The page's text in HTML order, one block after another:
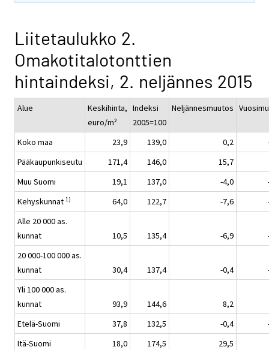
Liitetaulukko 2.
Omakotitalotonttien
hintaindeksi, 2. neljännes 2015
Alue
Keskihinta,
euro/m²
Indeksi
2005=100
Neljännesmuutos
Koko maa 23,9 139,0 0,2
Pääkaupunkiseutu
171,4 146,0
15,7
Muu Suomi
19,1 137,0 -4,0
Kehyskunnat 1) 64,0 122,7 -7,6
Alle 20 000 as.
kunnat
10,5 135,4 -6,9
20 000-100 000 as.
kunnat
30,4 137,4 -0,4
Yli 100 000 as.
kunnat
93,9 144,6
8,2
Etelä-Suomi
37,8 132,5 -0,4
Itä-Suomi
18,0 174,5
29,5